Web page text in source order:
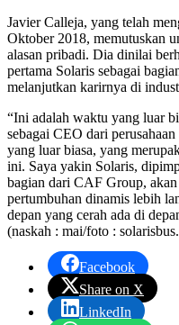
Javier Calleja, yang telah
Oktober 2018, memutuskan
alasan pribadi. Dia dinilai
pertama Solaris sebagai
melanjutkan karirnya di
“Ini adalah waktu yang luar
sebagai CEO dari
yang luar biasa, yang
ini. Saya yakin Solaris,
bagian dari CAF Group,
pertumbuhan dinamis lebih
depan yang cerah ada di
(naskah : mai/foto :
Facebook
Share on X
LinkedIn